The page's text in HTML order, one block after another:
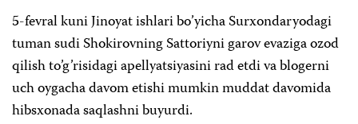
5-fevral kuni Jinoyat ishlari bo’yicha Surxondaryodagi
tuman sudi Shokirovning Sattoriyni garov evaziga ozod
qilish to’g’risidagi apellyatsiyasini rad etdi va blogerni
uch oygacha davom etishi mumkin muddat davomida
hibsxonada saqlashni buyurdi.